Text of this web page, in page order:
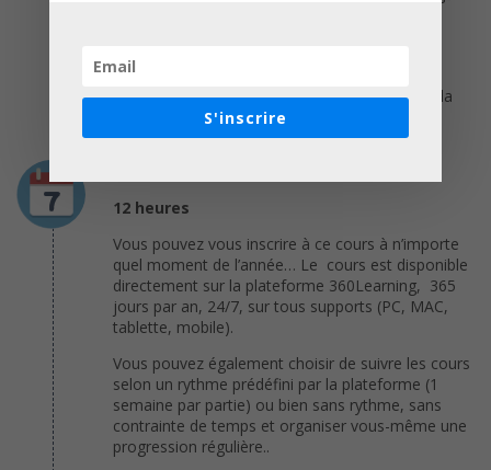
Professeur de droit public à l’université Cergy
Pontoise, s’intéresse à la question du droit de la
non-discrimination.
12 heures
Vous pouvez vous inscrire à ce cours à n’importe
quel moment de l’année… Le cours est disponible
directement sur la plateforme 360Learning, 365
jours par an, 24/7, sur tous supports (PC, MAC,
tablette, mobile).
Vous pouvez également choisir de suivre les cours
selon un rythme prédéfini par la plateforme (1
semaine par partie) ou bien sans rythme, sans
contrainte de temps et organiser vous-même une
progression régulière..
S'inscrire